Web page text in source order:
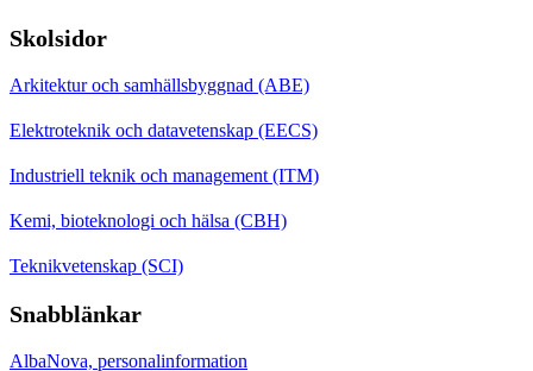
Skolsidor
Arkitektur och samhällsbyggnad (ABE)
Elektroteknik och datavetenskap (EECS)
Industriell teknik och management (ITM)
Kemi, bioteknologi och hälsa (CBH)
Teknikvetenskap (SCI)
Snabblänkar
AlbaNova, personalinformation